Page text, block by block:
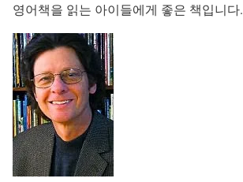
영어책을 읽는 아이들에게 좋은 책입니다.